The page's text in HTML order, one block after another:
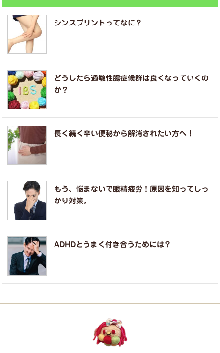
シンスプリントってなに？
どうしたら過敏性腸症候群は良くなっていくの
か？
長く続く辛い便秘から解消されたい方へ！
もう、悩まないで眼精疲労！原因を知ってしっ
かり対策。
ADHDとうまく付き合うためには？